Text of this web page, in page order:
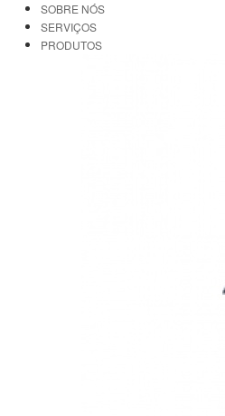
SOBRE NÓS
SERVIÇOS
PRODUTOS